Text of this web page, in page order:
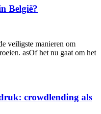
België?
veiligste manieren om
asOf het nu gaat om het
crowdlending als